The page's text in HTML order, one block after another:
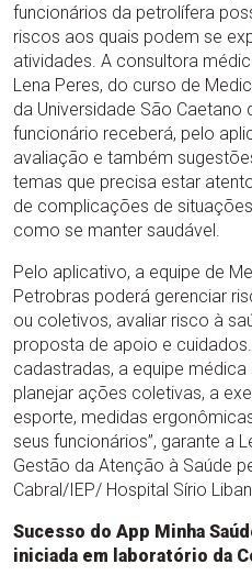
funcionários da petrolífera
riscos aos quais podem se
atividades. A consultora
Lena Peres, do curso de
da Universidade São Caetano
funcionário receberá, pelo
avaliação e também
temas que precisa estar
de complicações de
como se manter saudável.
Pelo aplicativo, a equipe de
Petrobras poderá gerenciar
ou coletivos, avaliar risco à
proposta de apoio e
cadastradas, a equipe
planejar ações coletivas, a
esporte, medidas
seus funcionários”, garante a
Gestão da Atenção à Saúde
Cabral/IEP/ Hospital Sírio
Sucesso do App Minha
iniciada em laboratório da